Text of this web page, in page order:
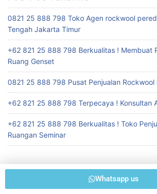
0821 25 888 798 Toko Agen rockwool
Tengah Jakarta Timur
+62 821 25 888 798 Berkualitas ! Membuat
Ruang Genset
0821 25 888 798 Pusat Penjualan
+62 821 25 888 798 Terpecaya ! Konsultan
+62 821 25 888 798 Berkualitas ! Toko
Ruangan Seminar
Whatsapp us